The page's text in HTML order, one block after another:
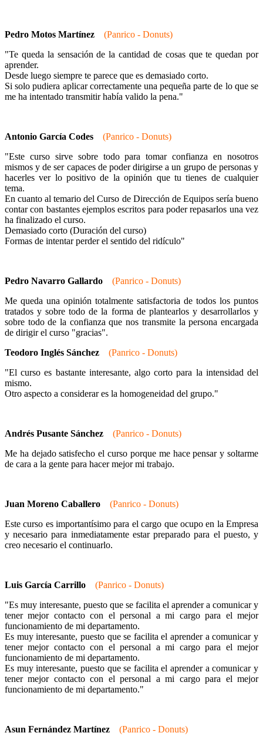
Pedro Motos Martínez
(Panrico - Donuts)
"Te queda la sensación de la cantidad de cosas que te quedan por
aprender.
Desde luego siempre te parece que es demasiado corto.
Si solo pudiera aplicar correctamente una pequeña parte de lo que se
me ha intentado transmitir había valido la pena."
Antonio García Codes
(Panrico - Donuts)
"Este curso sirve sobre todo para tomar confianza en nosotros
mismos y de ser capaces de poder dirigirse a un grupo de personas y
hacerles ver lo positivo de la opinión que tu tienes de cualquier
tema.
En cuanto al temario del Curso de Dirección de Equipos sería bueno
contar con bastantes ejemplos escritos para poder repasarlos una vez
ha finalizado el curso.
Demasiado corto (Duración del curso)
Formas de intentar perder el sentido del ridículo"
Pedro Navarro Gallardo
(Panrico - Donuts)
Me queda una opinión totalmente satisfactoria de todos los puntos
tratados y sobre todo de la forma de plantearlos y desarrollarlos y
sobre todo de la confianza que nos transmite la persona encargada
de dirigir el curso "gracias".
Teodoro Inglés Sánchez
(Panrico - Donuts)
"El curso es bastante interesante, algo corto para la intensidad del
mismo.
Otro aspecto a considerar es la homogeneidad del grupo."
Andrés Pusante Sánchez
(Panrico - Donuts)
Me ha dejado satisfecho el curso porque me hace pensar y soltarme
de cara a la gente para hacer mejor mi trabajo.
Juan Moreno Caballero
(Panrico - Donuts)
Este curso es importantísimo para el cargo que ocupo en la Empresa
y necesario para inmediatamente estar preparado para el puesto, y
creo necesario el continuarlo.
Luis García Carrillo
(Panrico - Donuts)
"Es muy interesante, puesto que se facilita el aprender a comunicar y
tener mejor contacto con el personal a mi cargo para el mejor
funcionamiento de mi departamento.
Es muy interesante, puesto que se facilita el aprender a comunicar y
tener mejor contacto con el personal a mi cargo para el mejor
funcionamiento de mi departamento.
Es muy interesante, puesto que se facilita el aprender a comunicar y
tener mejor contacto con el personal a mi cargo para el mejor
funcionamiento de mi departamento."
Asun Fernández Martínez
(Panrico - Donuts)